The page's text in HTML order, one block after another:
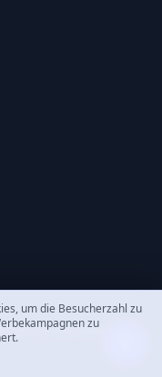
vorbehalten.
um die Besucherzahl zu
zu